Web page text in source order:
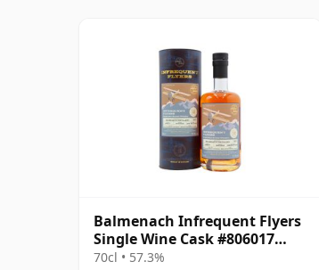
Balmenach Infrequent Flyers
Single Wine Cask #806017
2011 12 años
70cl • 57.3%